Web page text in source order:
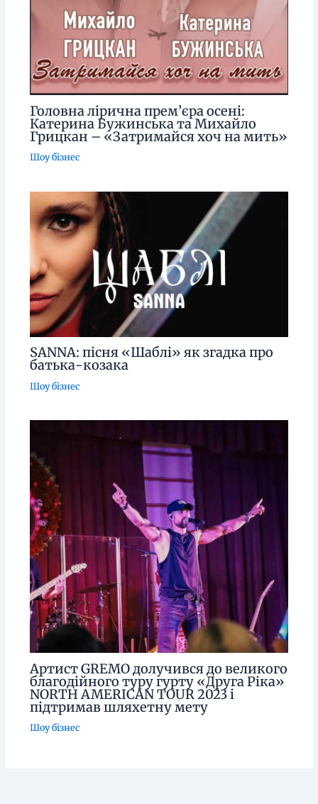
Головна лірична прем’єра осені:
Катерина Бужинська та Михайло
Грицкан – «Затримайся хоч на мить»
Шоу бізнес
SANNA: пісня «Шаблі» як згадка про
батька-козака
Шоу бізнес
Артист GREMO долучився до великого
благодійного туру гурту «Друга Ріка»
NORTH AMERICAN TOUR 2023 і
підтримав шляхетну мету
Шоу бізнес